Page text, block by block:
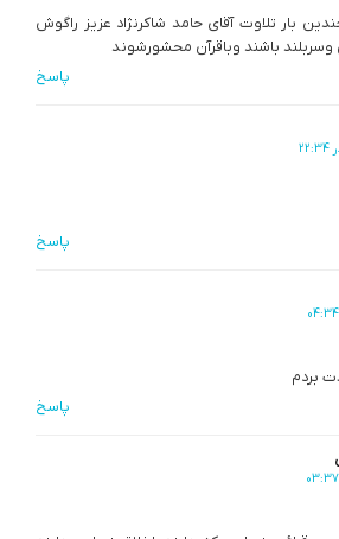
بار تلاوت آقای حامد شاکرنژاد عزیز راگوش
باشند وباقرآن محشورشوند
پاسخ
پاسخ
بردم
پاسخ